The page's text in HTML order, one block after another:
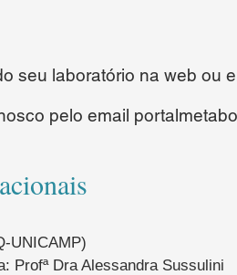
seu laboratório na web ou
pelo email
UNICAMP)
Profª Dra Alessandra Sussulini